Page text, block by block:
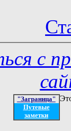
с
"Заграница"
Путевые
заметки